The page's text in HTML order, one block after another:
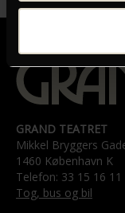
GRAND TEATRET
Mikkel Bryggers
1460 København K
Telefon: 33 15 16 11
Tog, bus og bil